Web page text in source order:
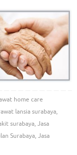
home care
lansia surabaya,
surabaya, Jasa
Surabaya, Jasa